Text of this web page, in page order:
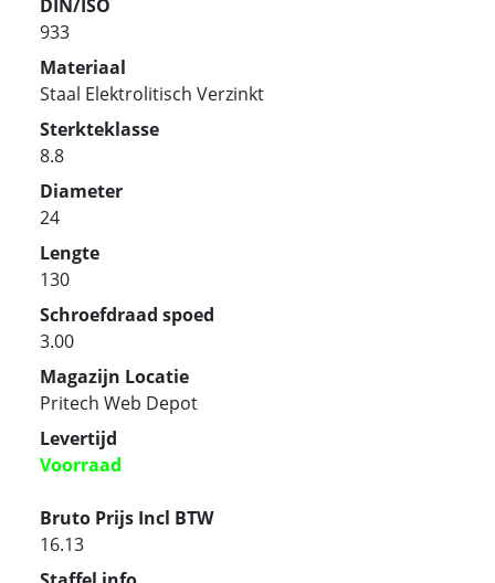
DIN/ISO
933
Materiaal
Staal Elektrolitisch Verzinkt
Sterkteklasse
8.8
Diameter
24
Lengte
130
Schroefdraad spoed
3.00
Magazijn Locatie
Pritech Web Depot
Levertijd
Voorraad
Bruto Prijs Incl BTW
16.13